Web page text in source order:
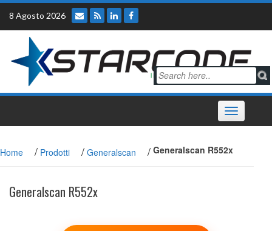
Skip
content
8 Agosto 2026
Toggle
navigation
Home / Prodotti / Generalscan / Generalscan R552x
Generalscan R552x